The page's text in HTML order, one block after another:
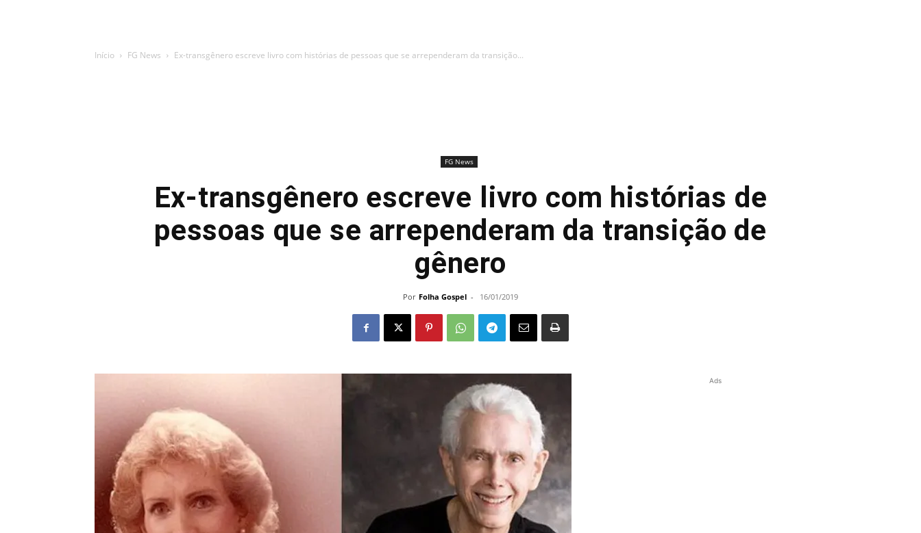
Início FG News Ex-transgênero escreve livro com histórias de pessoas que se arrependeram da transição...
FG News
Ex-transgênero escreve livro com histórias de
pessoas que se arrependeram da transição de
gênero
Por Folha Gospel - 16/01/2019
Ads